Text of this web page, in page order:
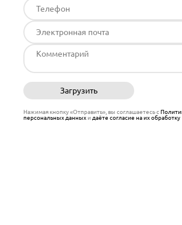
Загрузить
Нажимая кнопку «Отправить», вы соглашаетесь с
персональных данныхи даёте согласие на их обработку